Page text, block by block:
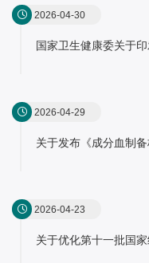
2026-04-30
国家卫生健康委关于
2026-04-29
关于发布《成分血制
2026-04-23
关于优化第十一批国